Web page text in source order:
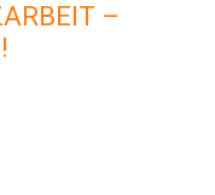
–